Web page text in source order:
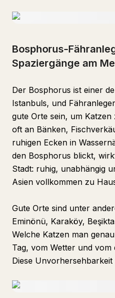
Bosphorus-
Spaziergänge am
Der Bosphorus ist einer
Istanbuls, und
gute Orte sein, um
oft an Bänken,
ruhigen Ecken in
den Bosphorus blickt,
Stadt: ruhig, unabhängig
Asien vollkommen zu
Gute Orte sind unter
Eminönü, Karaköy,
Welche Katzen man
Tag, vom Wetter und vom
Diese Unvorhersehbarkeit